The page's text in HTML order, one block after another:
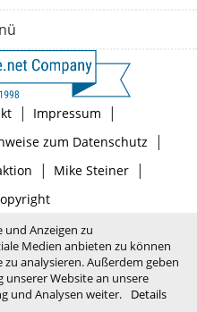
| Impressum |
zum Datenschutz |
| Mike Steiner|
Anzeigen zu
Medien anbieten zu können
analysieren. Außerdem geben
Website an unsere
und Analysen weiter.
Details